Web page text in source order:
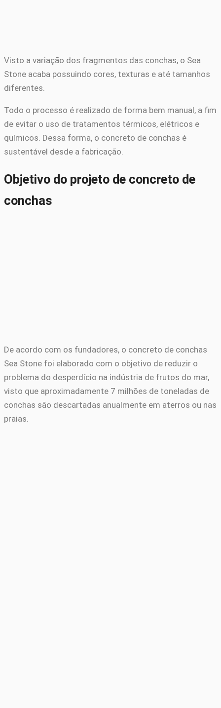
Visto a variação dos fragmentos das conchas, o Sea
Stone acaba possuindo cores, texturas e até tamanhos
diferentes.
Todo o processo é realizado de forma bem manual, a fim
de evitar o uso de tratamentos térmicos, elétricos e
químicos. Dessa forma, o concreto de conchas é
sustentável desde a fabricação.
Objetivo do projeto de concreto de
conchas
De acordo com os fundadores, o concreto de conchas
Sea Stone foi elaborado com o objetivo de reduzir o
problema do desperdício na indústria de frutos do mar,
visto que aproximadamente 7 milhões de toneladas de
conchas são descartadas anualmente em aterros ou nas
praias.